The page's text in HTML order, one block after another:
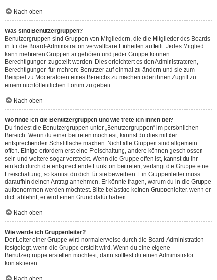
Nach oben
Was sind Benutzergruppen?
Benutzergruppen sind Gruppen von Mitgliedern, die die Mitglieder des Boards
in für die Board-Administration verwaltbare Einheiten aufteilt. Jedes Mitglied
kann mehreren Gruppen angehören und jeder Gruppe können
Berechtigungen zugeteilt werden. Dies erleichtert es den Administratoren,
Berechtigungen für mehrere Benutzer auf einmal zu ändern und sie zum
Beispiel zu Moderatoren eines Bereichs zu machen oder ihnen Zugriff zu
einem nichtöffentlichen Forum zu geben.
Nach oben
Wo finde ich die Benutzergruppen und wie trete ich ihnen bei?
Du findest die Benutzergruppen unter „Benutzergruppen“ im persönlichen
Bereich. Wenn du einer beitreten möchtest, kannst du dies mit der
entsprechenden Schaltfläche machen. Nicht alle Gruppen sind allgemein
offen. Einige erfordern erst eine Freischaltung, andere können geschlossen
sein und weitere sogar versteckt. Wenn die Gruppe offen ist, kannst du ihr
einfach durch die entsprechende Funktion beitreten; verlangt die Gruppe eine
Freischaltung, so kannst du dich für sie bewerben. Ein Gruppenleiter muss
daraufhin deinen Antrag annehmen. Er könnte fragen, warum du in die Gruppe
aufgenommen werden möchtest. Bitte belästige keinen Gruppenleiter, wenn er
dich ablehnt, er wird einen Grund dafür haben.
Nach oben
Wie werde ich Gruppenleiter?
Der Leiter einer Gruppe wird normalerweise durch die Board-Administration
festgelegt, wenn die Gruppe erstellt wird. Wenn du eine eigene
Benutzergruppe erstellen möchtest, dann solltest du einen Administrator
kontaktieren.
Nach oben